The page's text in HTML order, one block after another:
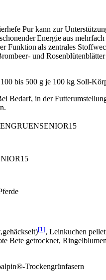
Pur kann zur
Energie aus
Funktion als zentrales
und
bis 500 g je 100 kg Soll-
Bedarf, in der
[1], Leinkuchen
Bete getrocknet,
Trockengrünfasern